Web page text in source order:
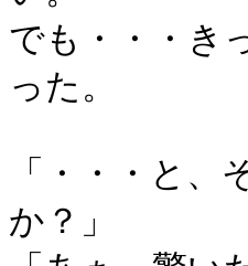
でも・・・き
った。
「・・・と
か？」